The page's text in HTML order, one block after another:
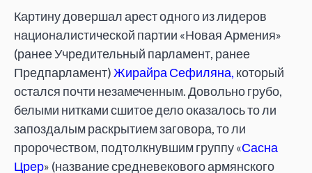
Картину довершал арест одного из лидеров
националистической партии «Новая Армения»
(ранее Учредительный парламент, ранее
Предпарламент) Жирайра Сефиляна, который
остался почти незамеченным. Довольно грубо,
белыми нитками сшитое дело оказалось то ли
запоздалым раскрытием заговора, то ли
пророчеством, подтолкнувшим группу «Сасна
Црер» (название средневекового армянского